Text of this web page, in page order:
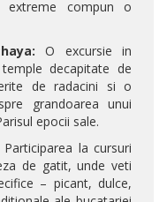
compun o
O excursie in
decapitate de
de radacini si o
grandoarea unui
epocii sale.
Participarea la cursuri
de gatit, unde veti
– picant, dulce,